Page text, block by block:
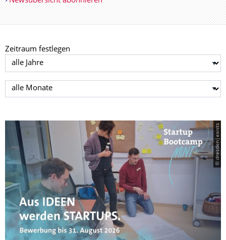
Zeitraum festlegen
Jahr auswählen
Monat auswählen
© dresden|exists